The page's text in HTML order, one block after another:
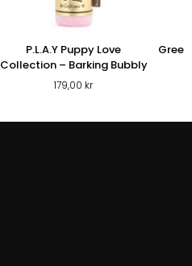
P.L.A.Y Puppy Love
Collection – Barking Bubbly
179,00 kr